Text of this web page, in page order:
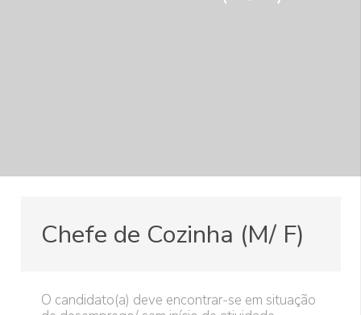
Chefe de Cozinha (M/ F)
O candidato(a) deve encontrar-se em situação